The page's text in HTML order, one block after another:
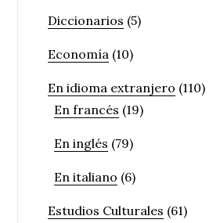
Diccionarios (5)
Economía (10)
En idioma extranjero (110)
En francés (19)
En inglés (79)
En italiano (6)
Estudios Culturales (61)